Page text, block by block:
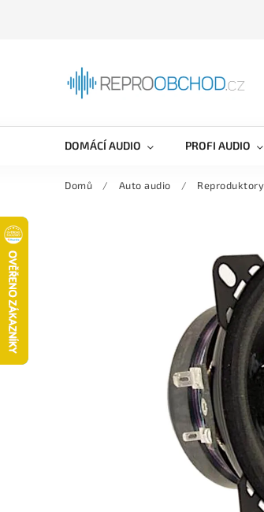
DOMÁCÍ AUDIO PROFI AUDIO
Domů / Auto audio /